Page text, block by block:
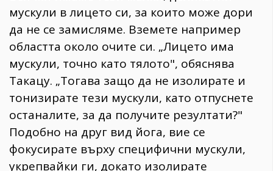
мускули в лицето си, за които може дори
да не се замисляме. Вземете например
областта около очите си. „Лицето има
мускули, точно като тялото", обяснява
Такацу. „Тогава защо да не изолирате и
тонизирате тези мускули, като отпуснете
останалите, за да получите резултати?"
Подобно на друг вид йога, вие се
фокусирате върху специфични мускули,
укрепвайки ги, докато изолирате